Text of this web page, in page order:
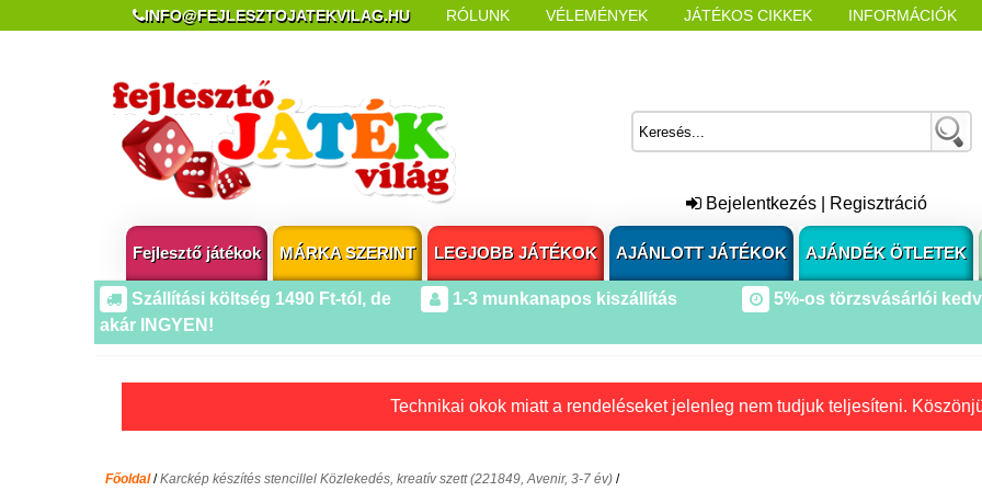
INFO@FEJLESZTOJATEKVILAG.HU RÓLUNK VÉLEMÉNYEK JÁTÉKOS CIKKEK INFORMÁCIÓK
Bejelentkezés Regisztráció
Fejlesztő játékok MÁRKA SZERINT LEGJOBB JÁTÉKOK AJÁNLOTT JÁTÉKOK AJÁNDÉK ÖTLETEK
Szállítási költség 1490 Ft-tól, de
akár INGYEN!
1-3 munkanapos kiszállítás 5%-os törzsvásárlói
Technikai okok miatt a rendeléseket jelenleg nem tudjuk teljesíteni.
Főoldal/Karckép készítés stencillel Közlekedés, kreatív szett (221849, Avenir, 3-7 év) /